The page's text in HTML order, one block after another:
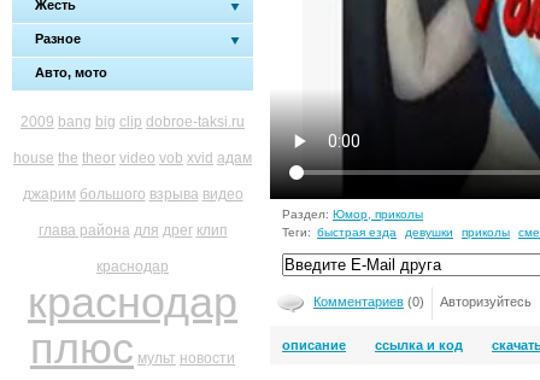
Жесть
Разное
Авто, мото
2009 bang big clip dobroe-taksi.ru
house the theor video vob xvid адам
джарим большого взрыва видео
глава района для дрег клип
краснодар
краснодар
плюс мульт новости
Раздел: Юмор, приколы
Теги: быстрая езда девушки приколы
Комментариев (0) Авторизуйтесь
описание ссылка и код